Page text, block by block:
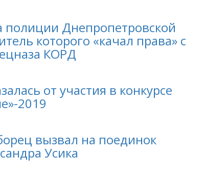
полиции Днепропетровской
которого «качал права» с
КОРД
от участия в конкурсе
2019
вызвал на поединок
Усика